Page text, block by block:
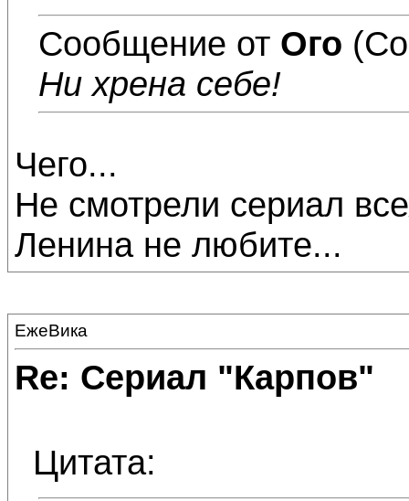
Сообщение от Ого
Ни хрена себе!
Чего...
Не смотрели сериал
Ленина не любите...
ЕжеВика
Re: Сериал "Карпов"
Цитата: